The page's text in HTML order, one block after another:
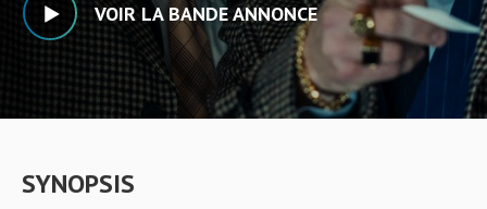
VOIR LA BANDE ANNONCE
SYNOPSIS